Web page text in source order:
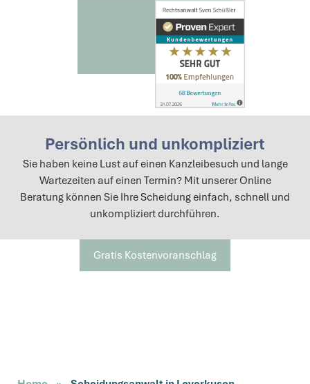
Persönlich und unkompliziert
Sie haben keine Lust auf einen Kanzleibesuch und lange
Wartezeiten auf einen Termin? Mit unserer Online
Beratung können Sie Ihre Scheidung einfach, schnell und
unkompliziert durchführen.
Gratis Kostenvoranschlag